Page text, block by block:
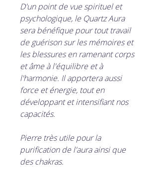
D'un point de vue spirituel et
psychologique, le Quartz Aura
sera bénéfique pour tout travail
de guérison sur les mémoires et
les blessures en ramenant corps
et âme à l'équilibre et à
l'harmonie. Il apportera aussi
force et énergie, tout en
développant et intensifiant nos
capacités.
Pierre très utile pour la
purification de l'aura ainsi que
des chakras.